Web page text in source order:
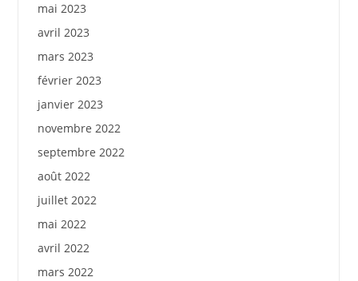
mai 2023
avril 2023
mars 2023
février 2023
janvier 2023
novembre 2022
septembre 2022
août 2022
juillet 2022
mai 2022
avril 2022
mars 2022